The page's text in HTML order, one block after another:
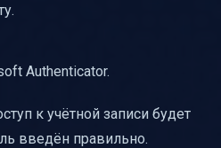
Authenticator.
к учётной записи будет
введён правильно.